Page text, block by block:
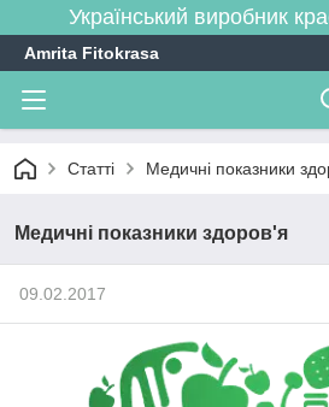
Український виробник
Amrita Fitokrasa
Статті Медичні показники
Медичні показники здоров'я
09.02.2017